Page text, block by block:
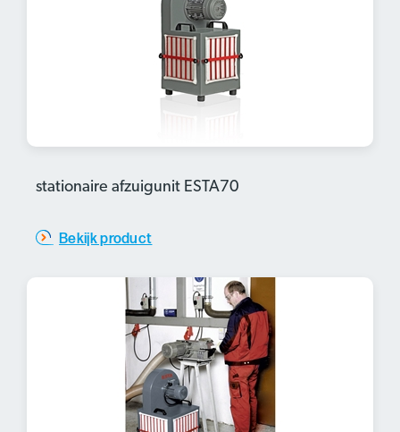
stationaire afzuigunit ESTA70
Bekijk product